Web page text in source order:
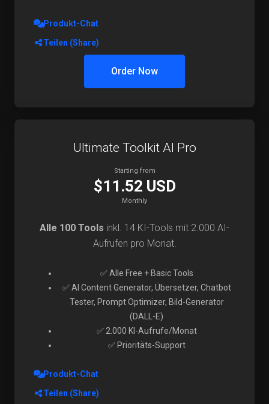
Produkt-Chat
Teilen (Share)
Order Now
Ultimate Toolkit AI Pro
Starting from
$11.52 USD
Monthly
Alle 100 Tools inkl. 14 KI-Tools mit 2.000 AI-
Aufrufen pro Monat.
✅ Alle Free + Basic Tools
✅ AI Content Generator, Übersetzer, Chatbot
Tester, Prompt Optimizer, Bild-Generator
(DALL-E)
✅ 2.000 KI-Aufrufe/Monat
✅ Prioritäts-Support
Produkt-Chat
Teilen (Share)